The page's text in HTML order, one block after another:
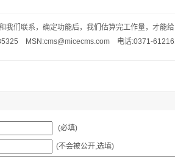
我们联系，确定功能后，我们估算完工作量，才能
MSN:cms@micecms.com 电话:0371-
(必填)
(不会被公开,选填)